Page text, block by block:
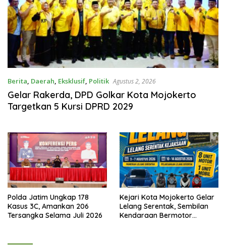
Berita, Daerah, Eksklusif, Politik Agustus 2, 2026
Gelar Rakerda, DPD Golkar Kota Mojokerto
Targetkan 5 Kursi DPRD 2029
Polda Jatim Ungkap 178
Kasus 3C, Amankan 206
Tersangka Selama Juli 2026
Kejari Kota Mojokerto Gelar
Lelang Serentak, Sembilan
Kendaraan Bermotor